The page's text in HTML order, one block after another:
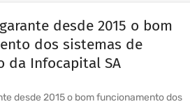
desde 2015 o bom
dos sistemas de
da Infocapital SA
desde 2015 o bom funcionamento dos